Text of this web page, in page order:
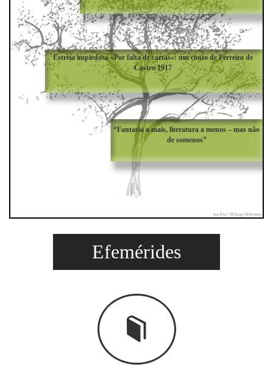
Estreia impiedosa «Por falta de cartas»: um conto de Ferreira de
Castro 1917
“Fantasia a mais, literatura a menos – mas não
de somenos”
Efemérides